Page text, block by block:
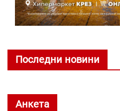
Последни новини
Анкета